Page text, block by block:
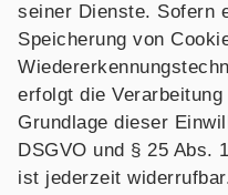
seiner Dienste. Sofern
Speicherung von
erfolgt die
Grundlage dieser
DSGVO und § 25 Abs.
ist jederzeit